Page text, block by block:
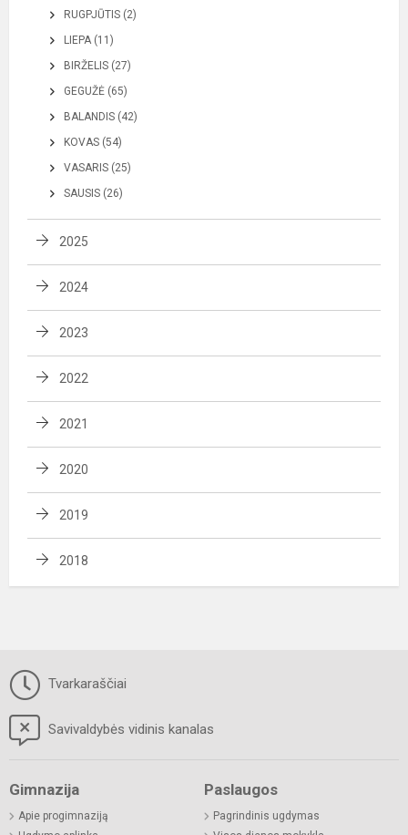
RUGPJŪTIS (2)
LIEPA (11)
BIRŽELIS (27)
GEGUŽĖ (65)
BALANDIS (42)
KOVAS (54)
VASARIS (25)
SAUSIS (26)
2025
2024
2023
2022
2021
2020
2019
2018
Tvarkaraščiai
Savivaldybės vidinis kanalas
Gimnazija
Apie progimnaziją
Paslaugos
Pagrindinis ugdymas